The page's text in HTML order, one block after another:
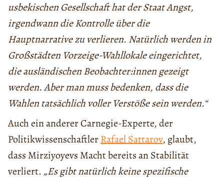
usbekischen Gesellschaft hat der Staat Angst,
irgendwann die Kontrolle über die
Hauptnarrative zu verlieren. Natürlich werden in
Großstädten Vorzeige-Wahllokale eingerichtet,
die ausländischen Beobachter:innen gezeigt
werden. Aber man muss bedenken, dass die
Wahlen tatsächlich voller Verstöße sein werden.“
Auch ein anderer Carnegie-Experte, der
PolitikwissenschaftlerRafael Sattarov, glaubt,
dass Mirziyoyevs Macht bereits an Stabilität
verliert. „Es gibt natürlich keine spezifische